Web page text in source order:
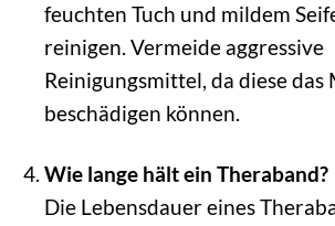
feuchten Tuch und mildem
reinigen. Vermeide aggressive
Reinigungsmittel, da diese das
beschädigen können.
Wie lange hält ein Theraband?
Die Lebensdauer eines